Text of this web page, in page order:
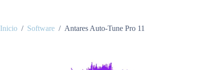
Inicio / Software / Antares Auto-Tune Pro 11